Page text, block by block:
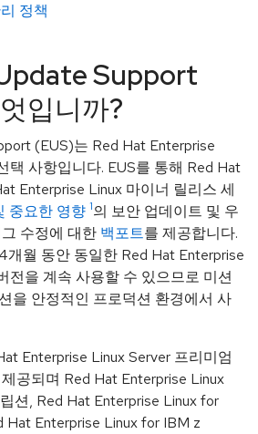
정책
Support
입니까?
(EUS)는 Red Hat Enterprise
택 사항입니다. EUS를 통해 Red Hat
Enterprise Linux 마이너 릴리스 세
중요한 영향 1의 보안 업데이트 및 우
수정에 대한 백포트를 제공합니다.
개월 동안 동일한 Red Hat Enterprise
전을 계속 사용할 수 있으므로 미션
을 안정적인 프로덕션 환경에서 사
Enterprise Linux Server 프리미엄
공되며 Red Hat Enterprise Linux
션, Red Hat Enterprise Linux for
Hat Enterprise Linux for IBM z